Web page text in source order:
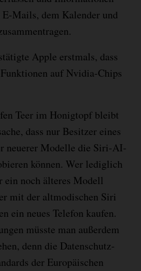
E-Mails, dem Kalender und
Apple erstmals, dass
auf Nvidia-Chips
Teer im Honigtopf bleibt
dass nur Besitzer eines
neuerer Modelle die Siri-AI-
können. Wer lediglich
ein noch älteres Modell
mit der altmodischen Siri
ein neues Telefon kaufen.
müsste man außerdem
denn die Datenschutz-
der Europäischen